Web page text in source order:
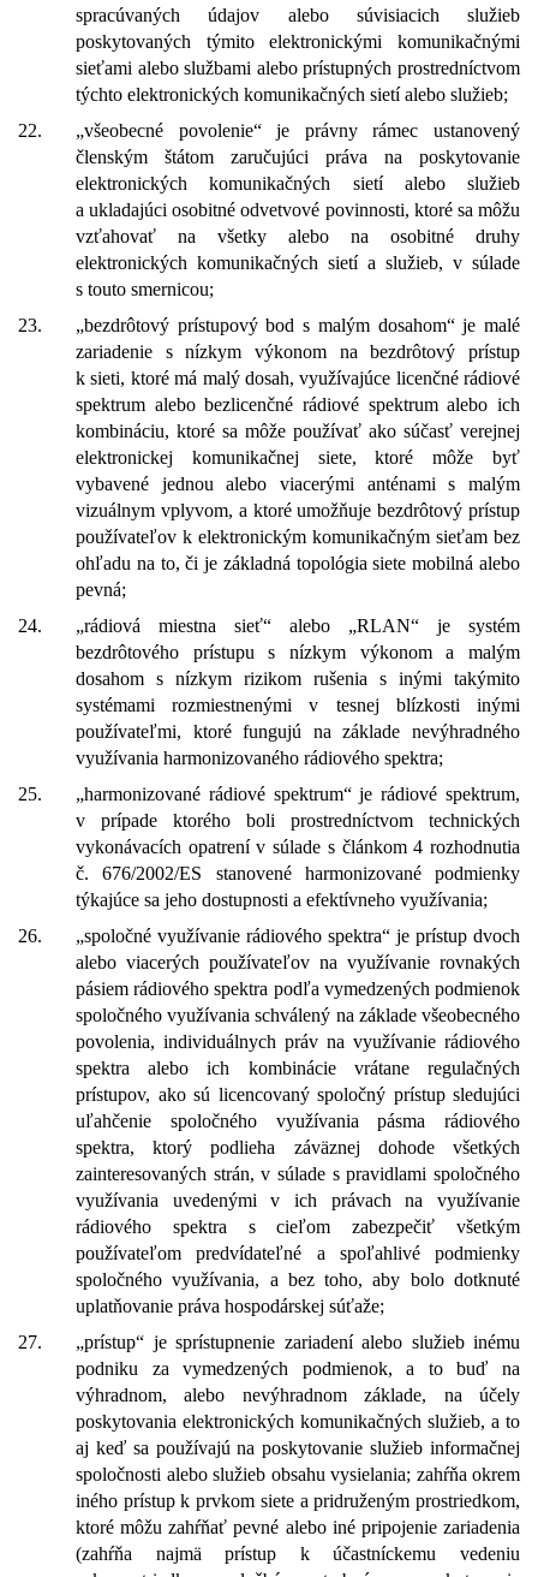
spracúvaných údajov alebo súvisiacich služieb
poskytovaných týmito elektronickými komunikačnými
sieťami alebo službami alebo prístupných prostredníctvom
týchto elektronických komunikačných sietí alebo služieb;
22.
„všeobecné povolenie“ je právny rámec ustanovený
členským štátom zaručujúci práva na poskytovanie
elektronických komunikačných sietí alebo služieb
a ukladajúci osobitné odvetvové povinnosti, ktoré sa môžu
vzťahovať na všetky alebo na osobitné druhy
elektronických komunikačných sietí a služieb, v súlade
s touto smernicou;
23.
„bezdrôtový prístupový bod s malým dosahom“ je malé
zariadenie s nízkym výkonom na bezdrôtový prístup
k sieti, ktoré má malý dosah, využívajúce licenčné rádiové
spektrum alebo bezlicenčné rádiové spektrum alebo ich
kombináciu, ktoré sa môže používať ako súčasť verejnej
elektronickej komunikačnej siete, ktoré môže byť
vybavené jednou alebo viacerými anténami s malým
vizuálnym vplyvom, a ktoré umožňuje bezdrôtový prístup
používateľov k elektronickým komunikačným sieťam bez
ohľadu na to, či je základná topológia siete mobilná alebo
pevná;
24.
„rádiová miestna sieť“ alebo „RLAN“ je systém
bezdrôtového prístupu s nízkym výkonom a malým
dosahom s nízkym rizikom rušenia s inými takýmito
systémami rozmiestnenými v tesnej blízkosti inými
používateľmi, ktoré fungujú na základe nevýhradného
využívania harmonizovaného rádiového spektra;
25.
„harmonizované rádiové spektrum“ je rádiové spektrum,
v prípade ktorého boli prostredníctvom technických
vykonávacích opatrení v súlade s článkom 4 rozhodnutia
č. 676/2002/ES stanovené harmonizované podmienky
týkajúce sa jeho dostupnosti a efektívneho využívania;
26.
„spoločné využívanie rádiového spektra“ je prístup dvoch
alebo viacerých používateľov na využívanie rovnakých
pásiem rádiového spektra podľa vymedzených podmienok
spoločného využívania schválený na základe všeobecného
povolenia, individuálnych práv na využívanie rádiového
spektra alebo ich kombinácie vrátane regulačných
prístupov, ako sú licencovaný spoločný prístup sledujúci
uľahčenie spoločného využívania pásma rádiového
spektra, ktorý podlieha záväznej dohode všetkých
zainteresovaných strán, v súlade s pravidlami spoločného
využívania uvedenými v ich právach na využívanie
rádiového spektra s cieľom zabezpečiť všetkým
používateľom predvídateľné a spoľahlivé podmienky
spoločného využívania, a bez toho, aby bolo dotknuté
uplatňovanie práva hospodárskej súťaže;
27.
„prístup“ je sprístupnenie zariadení alebo služieb inému
podniku za vymedzených podmienok, a to buď na
výhradnom, alebo nevýhradnom základe, na účely
poskytovania elektronických komunikačných služieb, a to
aj keď sa používajú na poskytovanie služieb informačnej
spoločnosti alebo služieb obsahu vysielania; zahŕňa okrem
iného prístup k prvkom siete a pridruženým prostriedkom,
ktoré môžu zahŕňať pevné alebo iné pripojenie zariadenia
(zahŕňa najmä prístup k účastníckemu vedeniu